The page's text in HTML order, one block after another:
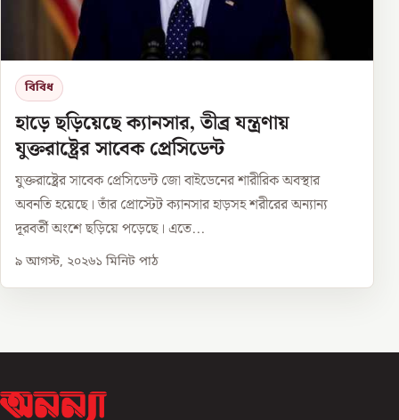
বিবিধ
হাড়ে ছড়িয়েছে ক্যানসার, তীব্র যন্ত্রণায়
যুক্তরাষ্ট্রের সাবেক প্রেসিডেন্ট
যুক্তরাষ্ট্রের সাবেক প্রেসিডেন্ট জো বাইডেনের শারীরিক অবস্থার
অবনতি হয়েছে। তাঁর প্রোস্টেট ক্যানসার হাড়সহ শরীরের অন্যান্য
দূরবর্তী অংশে ছড়িয়ে পড়েছে। এতে...
৯ আগস্ট, ২০২৬১ মিনিট পাঠ